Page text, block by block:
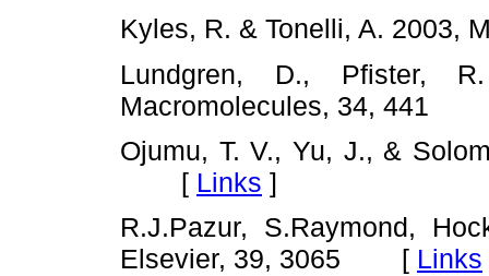
Kyles, R. & Tonelli, A. 2003,
Lundgren, D., Pfister,
Macromolecules, 34, 441
Ojumu, T. V., Yu, J., &
[ Links ]
R.J.Pazur, S.Raymond,
El sevier, 39, 3065 [ Links